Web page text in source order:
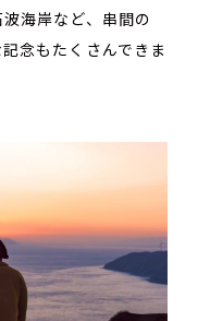
海岸など、串間の
念もたくさんできま